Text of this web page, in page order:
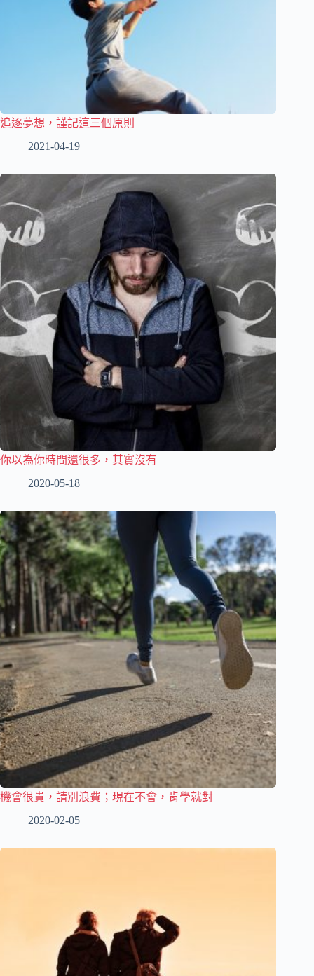
追逐夢想，謹記這三個原則
2021-04-19
你以為你時間還很多，其實沒有
2020-05-18
機會很貴，請別浪費；現在不會，肯學就對
2020-02-05